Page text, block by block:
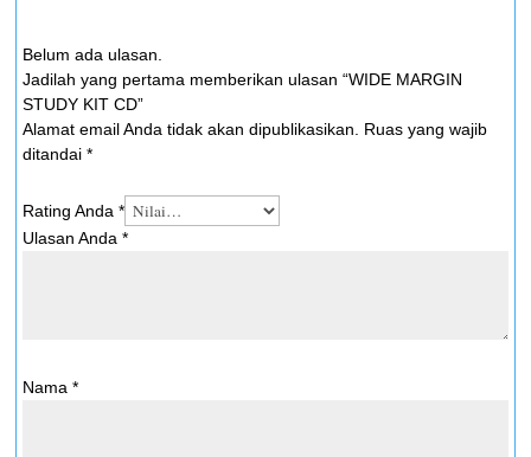
Belum ada ulasan.
Jadilah yang pertama memberikan ulasan “WIDE MARGIN
STUDY KIT CD”
Alamat email Anda tidak akan dipublikasikan.
Ruas yang wajib
ditandai *
Rating Anda *
Ulasan Anda *
Nama *